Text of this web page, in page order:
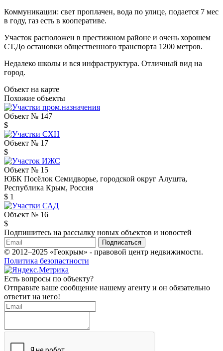
Коммуникации: свет проплачен, вода по улице, подается 7 мес
в году, газ есть в кооперативе.
Участок расположен в престижном районе и очень хорошем
СТ.До остановки общественного транспорта 1200 метров.
Недалеко школы и вся инфраструктура. Отличный вид на
город.
Объект на карте
Похожие объекты
Объект № 147
$
Объект № 17
$
Объект № 15
ЮБК Посёлок Семидворье, городской округ Алушта,
Республика Крым, Россия
$ 1
Объект № 16
$
Подпишитесь на рассылку новых объектов и новостей
Подписаться
© 2012–2025 «Геокрым» - правовой центр недвижимости.
Политика безопастности
Есть вопросы по объекту?
Отправьте ваше сообщение нашему агенту и он обязательно
ответит на него!